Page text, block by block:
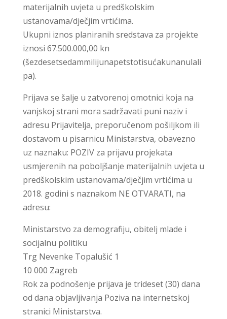
materijalnih uvjeta u predškolskim
ustanovama/dječjim vrtićima.
Ukupni iznos planiranih sredstava za projekte
iznosi 67.500.000,00 kn
(šezdesetsedammilijunapetstotisućakunanulali
pa).
Prijava se šalje u zatvorenoj omotnici koja na
vanjskoj strani mora sadržavati puni naziv i
adresu Prijavitelja, preporučenom pošiljkom ili
dostavom u pisarnicu Ministarstva, obavezno
uz naznaku: POZIV za prijavu projekata
usmjerenih na poboljšanje materijalnih uvjeta u
predškolskim ustanovama/dječjim vrtićima u
2018. godini s naznakom NE OTVARATI, na
adresu:
Ministarstvo za demografiju, obitelj mlade i
socijalnu politiku
Trg Nevenke Topalušić 1
10 000 Zagreb
Rok za podnošenje prijava je trideset (30) dana
od dana objavljivanja Poziva na internetskoj
stranici Ministarstva.